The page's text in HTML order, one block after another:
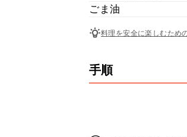
ごま油
料理を安全に楽しむため
手順